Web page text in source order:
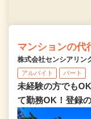
マンションの代
株式会社センシアリン
アルバイト パート
未経験の方でも
て勤務OK！登録